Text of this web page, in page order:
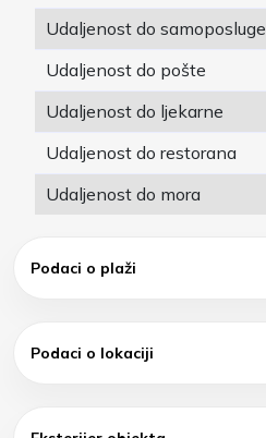
Udaljenost do samoposluge
Udaljenost do pošte
Udaljenost do ljekarne
Udaljenost do restorana
Udaljenost do mora
Podaci o plaži
Podaci o lokaciji